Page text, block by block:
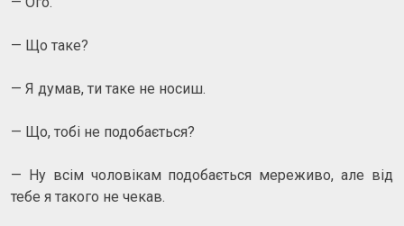
— Що таке?
— Я думав, ти таке не носиш.
— Що, тобі не подобається?
— Ну всім чоловікам подобається мереживо, але від
тебе я такого не чекав.